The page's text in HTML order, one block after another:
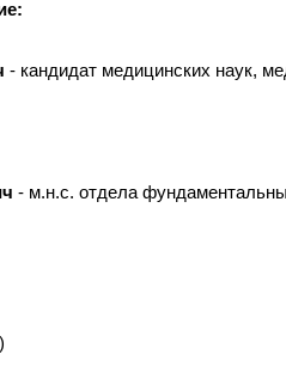
- кандидат медицинских наук,
- м.н.с. отдела